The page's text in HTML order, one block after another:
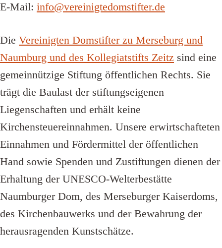
E-Mail: info@vereinigtedomstifter.de
Die Vereinigten Domstifter zu Merseburg und
Naumburg und des Kollegiatstifts Zeitz sind eine
gemeinnützige Stiftung öffentlichen Rechts. Sie
trägt die Baulast der stiftungseigenen
Liegenschaften und erhält keine
Kirchensteuereinnahmen. Unsere erwirtschafteten
Einnahmen und Fördermittel der öffentlichen
Hand sowie Spenden und Zustiftungen dienen der
Erhaltung der UNESCO-Welterbestätte
Naumburger Dom, des Merseburger Kaiserdoms,
des Kirchenbauwerks und der Bewahrung der
herausragenden Kunstschätze.